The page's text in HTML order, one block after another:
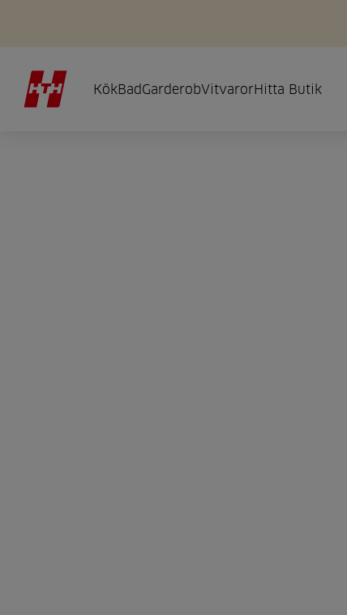
KökBadGarderobVitvarorHitta Butik